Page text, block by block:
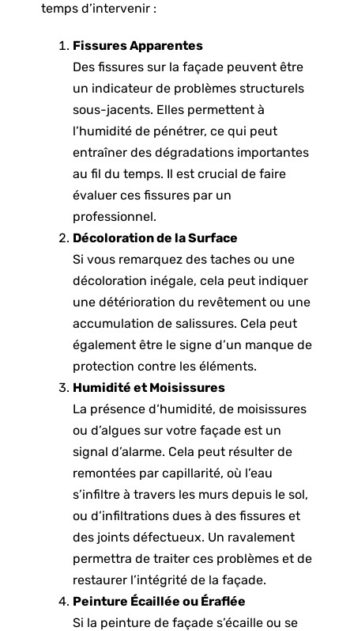
temps d’intervenir :
Fissures Apparentes
Des fissures sur la façade peuvent être
un indicateur de problèmes structurels
sous-jacents. Elles permettent à
l’humidité de pénétrer, ce qui peut
entraîner des dégradations importantes
au fil du temps. Il est crucial de faire
évaluer ces fissures par un
professionnel.
Décoloration de la Surface
Si vous remarquez des taches ou une
décoloration inégale, cela peut indiquer
une détérioration du revêtement ou une
accumulation de salissures. Cela peut
également être le signe d’un manque de
protection contre les éléments.
Humidité et Moisissures
La présence d‘humidité, de moisissures
ou d’algues sur votre façade est un
signal d’alarme. Cela peut résulter de
remontées par capillarité, où l’eau
s’infiltre à travers les murs depuis le sol,
ou d’infiltrations dues à des fissures et
des joints défectueux. Un ravalement
permettra de traiter ces problèmes et de
restaurer l’intégrité de la façade.
Peinture Écaillée ou Éraflée
Si la peinture de façade s’écaille ou se